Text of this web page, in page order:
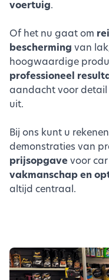
voertuig.
Of het nu gaat om
bescherming van
hoogwaardige
professioneel
aandacht voor detail
uit.
Bij ons kunt u
demonstraties van
prijsopgave voor
vakmanschap en
altijd centraal.